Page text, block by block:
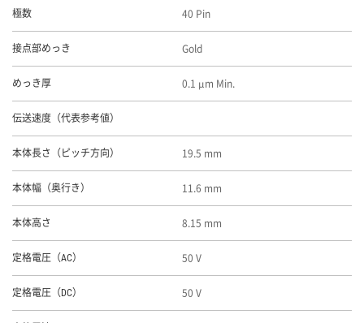
極数 40 Pin
接点部めっき Gold
めっき厚 0.1 μm Min.
伝送速度（代表参考値）
本体長さ（ピッチ方向） 19.5 mm
本体幅（奥行き） 11.6 mm
本体高さ 8.15 mm
定格電圧（AC） 50 V
定格電圧（DC） 50 V